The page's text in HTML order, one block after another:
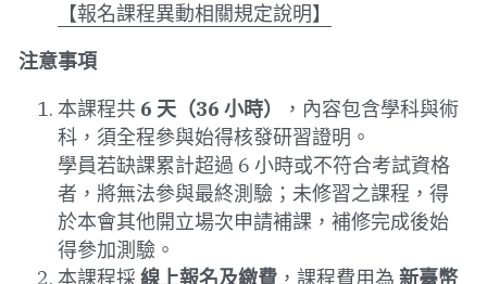
【報名課程異動相關規定說明】
注意事項
本課程共 6 天（36 小時）
，內容包含學科與術
科，須全程參與始得核發研習證明。
學員若缺課累計超過 6 小時或不符合考試資格
者，將無法參與最終測驗；未修習之課程，得
於本會其他開立場次申請補課，補修完成後始
得參加測驗。
本課程採 線上報名及繳費，課程費用為 新臺幣